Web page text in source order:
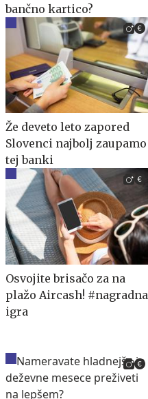
bančno kartico?
Že deveto leto zapored
Slovenci najbolj zaupamo
tej banki
Osvojite brisačo za na
plažo Aircash! #nagradna
igra